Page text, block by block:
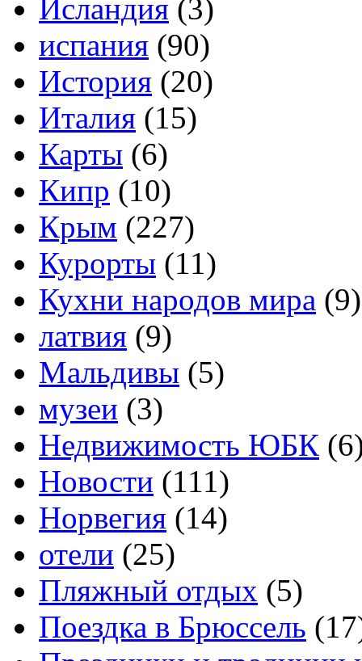
Исландия (3)
испания (90)
История (20)
Италия (15)
Карты (6)
Кипр (10)
Крым (227)
Курорты (11)
Кухни народов мира (9)
латвия (9)
Мальдивы (5)
музеи (3)
Недвижимость ЮБК
Новости (111)
Норвегия (14)
отели (25)
Пляжный отдых (5)
Поездка в Брюссель